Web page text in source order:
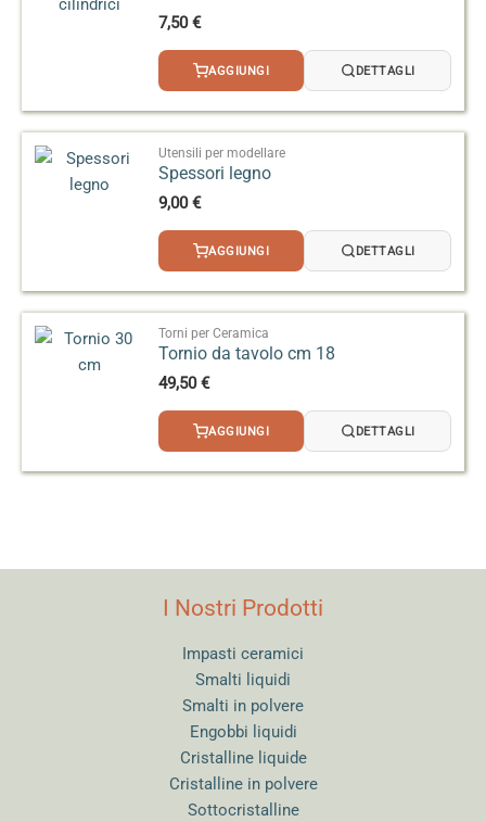
Prima di fare produzioni importanti, è consigliato
sempre fare delle prove con piccoli campioni per
verificare che l’impasto, la cottura e lo smalto siano
adatti e non diano sorprese (come colori sbagliati,
deformazioni o rotture).
Seguendo questi passaggi puoi ottenere oggetti in
ceramica finiti, precisi e lisci, sia nella produzione
artigianale che industriale
7,50€
AGGIUNGI DETTAGLI
Utensili per modellare
Spessori legno
9,00€
AGGIUNGI DETTAGLI
Torni per Ceramica
Tornio da tavolo cm 18
49,50€
AGGIUNGI DETTAGLI
I Nostri Prodotti
Impasti ceramici
Smalti liquidi
Smalti in polvere
Engobbi liquidi
Cristalline liquide
Cristalline in polvere
Sottocristalline